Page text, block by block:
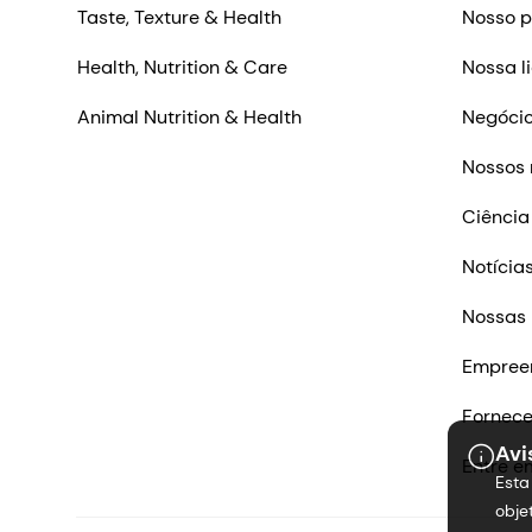
Taste, Texture & Health
Health, Nutrition & Care
Animal Nutrition & Health
Nosso
Nossa
Entre